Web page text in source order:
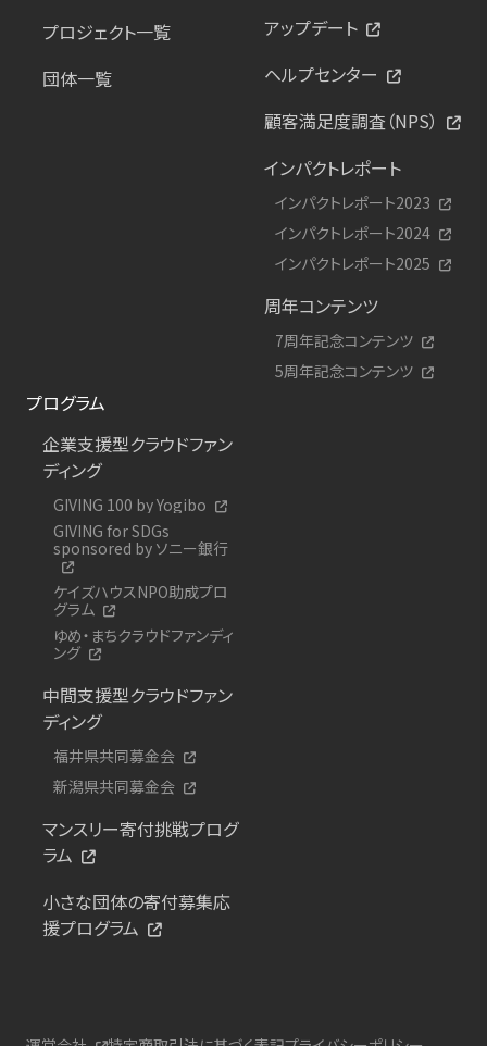
プロジェクト一覧
団体一覧
アップデート
ヘルプセンター
顧客満足度調査（NPS）
インパクトレポート
インパクトレポート2023
インパクトレポート2024
インパクトレポート2025
周年コンテンツ
7周年記念コンテンツ
5周年記念コンテンツ
プログラム
企業支援型クラウドファン
ディング
GIVING 100 by Yogibo
GIVING for SDGs
sponsored by ソニー銀行
ケイズハウスNPO助成プロ
グラム
ゆめ・まちクラウドファンディ
ング
中間支援型クラウドファン
ディング
福井県共同募金会
新潟県共同募金会
マンスリー寄付挑戦プログ
ラム
小さな団体の寄付募集応
援プログラム